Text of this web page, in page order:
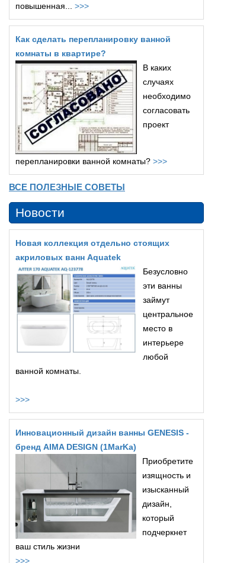
повышенная... >>>
Как сделать перепланировку ванной
комнаты в квартире?
В каких
случаях
необходимо
согласовать
проект
перепланировки ванной комнаты? >>>
ВСЕ ПОЛЕЗНЫЕ СОВЕТЫ
Новости
Новая коллекция отдельно стоящих
акриловых ванн Aquatek
Безусловно
эти ванны
займут
центральное
место в
интерьере
любой
ванной комнаты.
>>>
Инновационный дизайн ванны GENESIS -
бренд AIMA DESIGN (1MarKa)
Приобретите
изящность и
изысканный
дизайн,
который
подчеркнет
ваш стиль жизни
>>>